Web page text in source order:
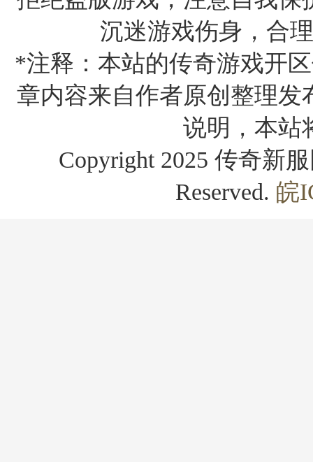
沉迷游戏伤身，合
*注释：本站的传奇游戏开
章内容来自作者原创整理
说明，本站
Copyright 2025 传奇新
Reserved. 皖